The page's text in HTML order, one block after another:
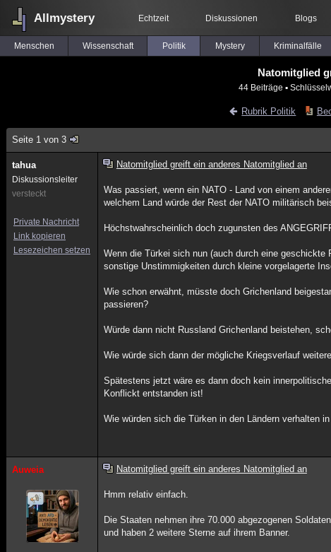
Allmystery Echtzeit Diskussionen Blogs
Menschen Wissenschaft Politik Mystery Kriminalfälle
Natomitglied
44 Beiträge ▪
Rubrik Politik
Seite 1 von 3
tahua
Diskussionsleiter
versteckt
Private Nachricht
Link kopieren
Lesezeichen setzen
Natomitglied greift ein anderes Natomitglied an
Was passiert, wenn ein NATO - Land von einem
welchem Land würde der Rest der NATO militärisch
Höchstwahrscheinlich doch zugunsten des
Wenn die Türkei sich nun (auch durch eine
sonstige Unstimmigkeiten durch kleine vorgelagerte
Wie schon erwähnt, müsste doch Grichenland
passieren?
Würde dann nicht Russland Grichenland beistehen,
Wie würde sich dann der mögliche Kriegsverlauf
Spätestens jetzt wäre es dann doch kein
Konflickt entstanden ist!
Wie würden sich die Türken in den Ländern verhalten
Auweia Natomitglied greift ein anderes Natomitglied an
Hmm relativ einfach.
Die Staaten nehmen ihre 70.000 abgezogenen
und haben 2 weitere Sterne auf ihrem Banner.